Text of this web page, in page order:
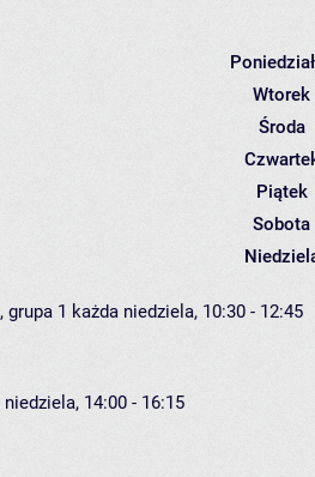
Wtorek
Środa
Piątek
Sobota
1 każda niedziela, 10:30 - 12:45
niedziela, 14:00 - 16:15